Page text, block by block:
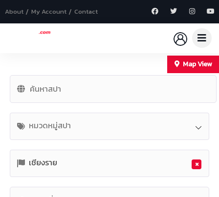
About My Account Contact
Map View
หมวดหมู่สปา
×
เชียงราย
−